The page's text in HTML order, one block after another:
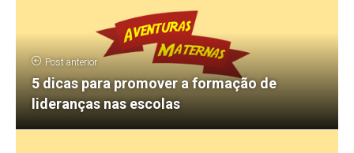
Post anterior
5 dicas para promover a formação de
lideranças nas escolas